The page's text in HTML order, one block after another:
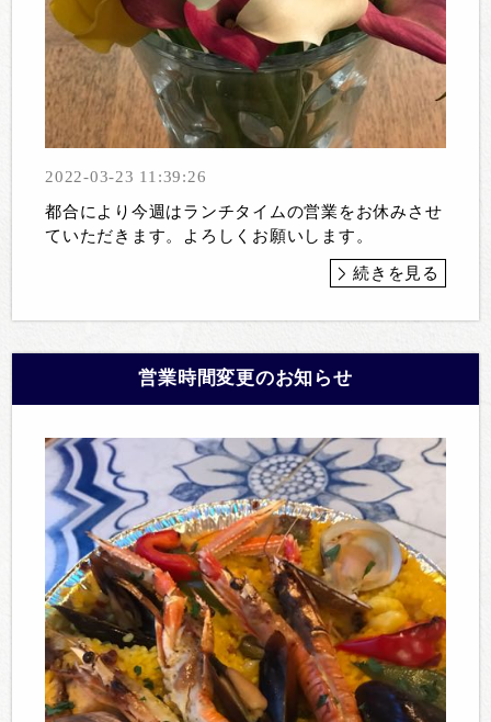
2022-03-23 11:39:26
都合により今週はランチタイムの営業をお休みさせ
ていただきます。よろしくお願いします。
続きを見る
営業時間変更のお知らせ